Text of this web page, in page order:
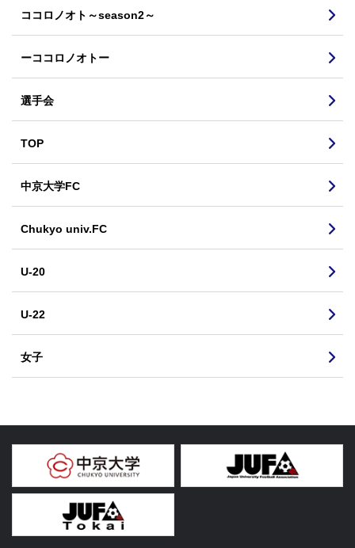
ココロノオト～season2～
ーココロノオトー
選手会
TOP
中京大学FC
Chukyo univ.FC
U-20
U-22
女子